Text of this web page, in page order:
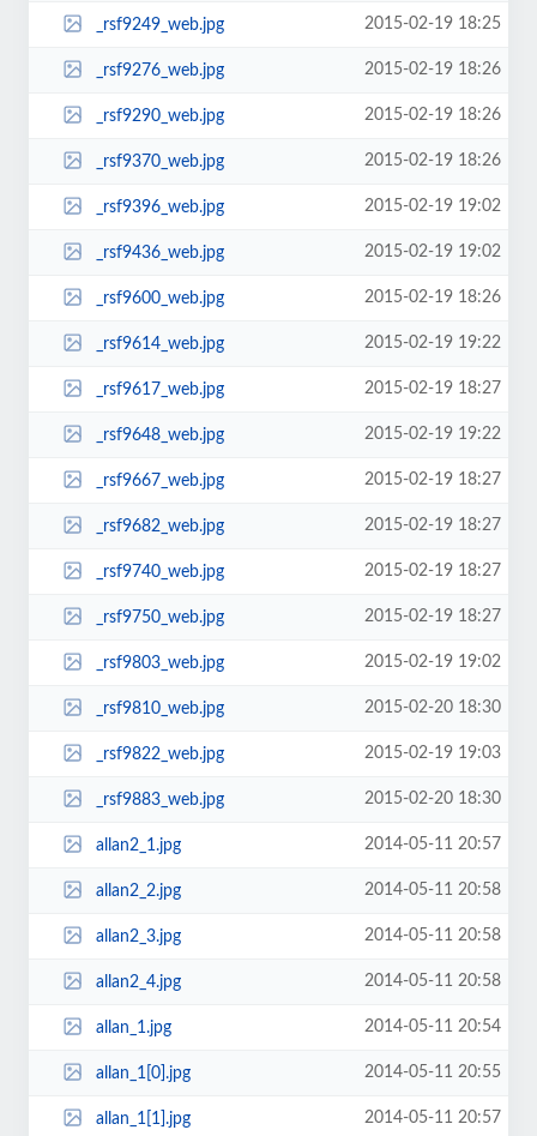
_rsf9249_web.jpg 2015-02-19 18:25
_rsf9276_web.jpg 2015-02-19 18:26
_rsf9290_web.jpg 2015-02-19 18:26
_rsf9370_web.jpg 2015-02-19 18:26
_rsf9396_web.jpg 2015-02-19 19:02
_rsf9436_web.jpg 2015-02-19 19:02
_rsf9600_web.jpg 2015-02-19 18:26
_rsf9614_web.jpg 2015-02-19 19:22
_rsf9617_web.jpg 2015-02-19 18:27
_rsf9648_web.jpg 2015-02-19 19:22
_rsf9667_web.jpg 2015-02-19 18:27
_rsf9682_web.jpg 2015-02-19 18:27
_rsf9740_web.jpg 2015-02-19 18:27
_rsf9750_web.jpg 2015-02-19 18:27
_rsf9803_web.jpg 2015-02-19 19:02
_rsf9810_web.jpg 2015-02-20 18:30
_rsf9822_web.jpg 2015-02-19 19:03
_rsf9883_web.jpg 2015-02-20 18:30
allan2_1.jpg 2014-05-11 20:57
allan2_2.jpg 2014-05-11 20:58
allan2_3.jpg 2014-05-11 20:58
allan2_4.jpg 2014-05-11 20:58
allan_1.jpg 2014-05-11 20:54
allan_1[0].jpg 2014-05-11 20:55
allan_1[1].jpg 2014-05-11 20:57